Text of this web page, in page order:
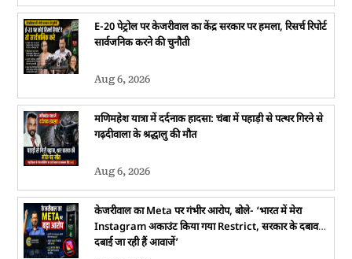
E-20 पेट्रोल पर केजरीवाल का केंद्र सरकार पर हमला, रिसर्च रिपोर्ट
सार्वजनिक करने की चुनौती
Aug 6, 2026
मणिमहेश यात्रा में दर्दनाक हादसा: चंबा में पहाड़ी से पत्थर गिरने से
गढ़दीवाला के श्रद्धालु की मौत
Aug 6, 2026
केजरीवाल का Meta पर गंभीर आरोप, बोले- ‘भारत में मेरा
Instagram अकाउंट किया गया Restrict, सरकार के दबाव में
दबाई जा रही हैं आवाजें’